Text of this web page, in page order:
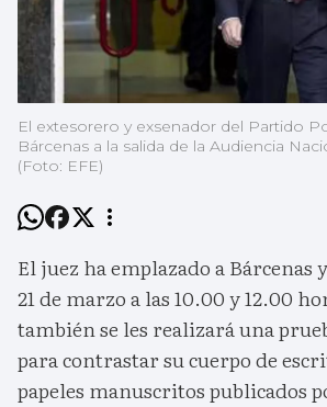
El extesorero y exsenador del Partido
Bárcenas a la salida de la Audiencia
(Foto: EFE)
El juez ha emplazado a Bárcenas
21 de marzo a las 10.00 y 12.00
también se les realizará una
para contrastar su cuerpo de
papeles manuscritos publicados